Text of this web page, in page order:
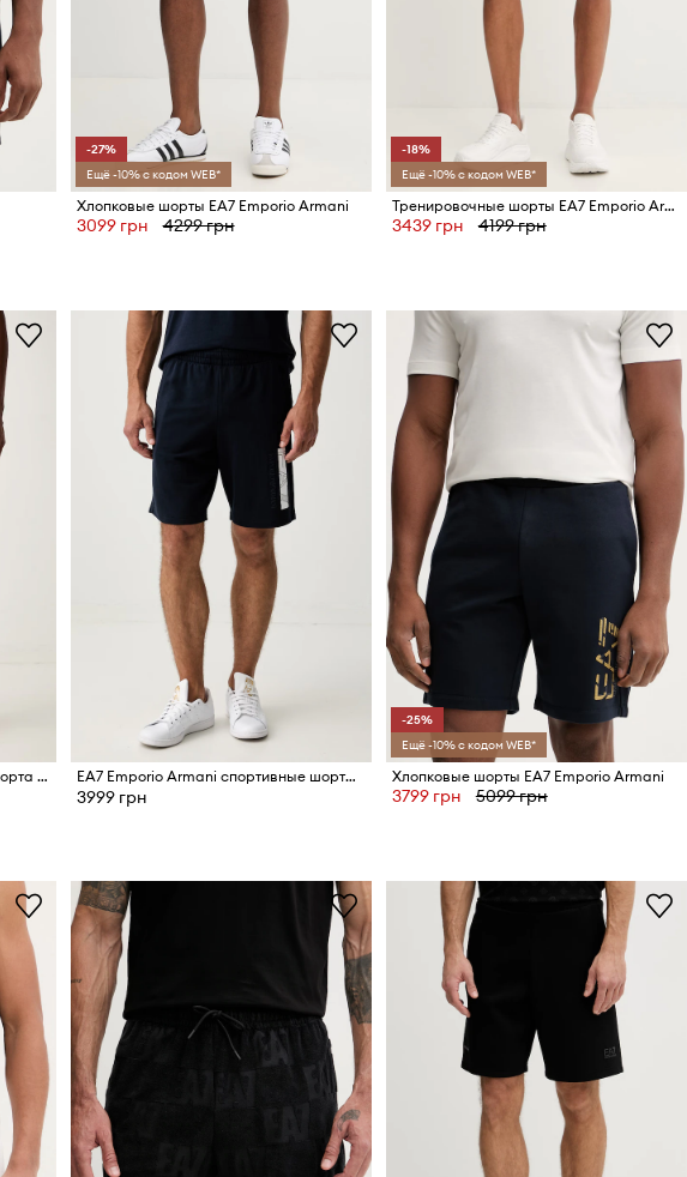
-27%
Ещё -10% с кодом WEB*
Хлопковые шорты EA7 Emporio Armani
3099 грн 4299 грн
-18%
Ещё -10% с кодом WEB*
Тренировочные шорты EA7 Emporio Armani
3439 грн 4199 грн
EA7 Emporio Armani шорты для спорта для мужчин EA7 Emporio Armani спортивные шорты для мужчин с хлопком
3999 грн
-25%
Ещё -10% с кодом WEB*
Хлопковые шорты EA7 Emporio Armani
3799 грн 5099 грн